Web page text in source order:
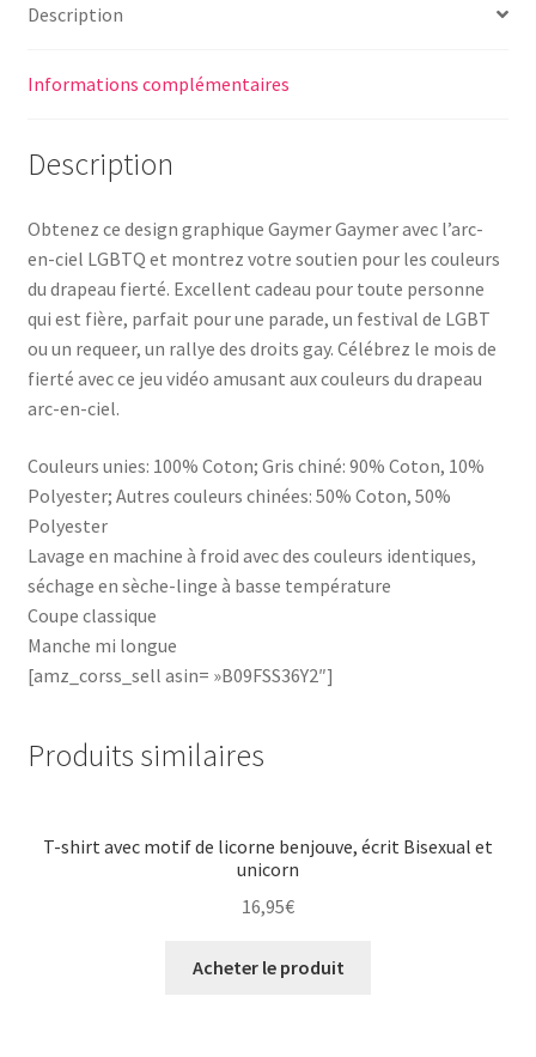
Description
Informations complémentaires
Description
Obtenez ce design graphique Gaymer Gaymer avec l’arc-
en-ciel LGBTQ et montrez votre soutien pour les couleurs
du drapeau fierté. Excellent cadeau pour toute personne
qui est fière, parfait pour une parade, un festival de LGBT
ou un requeer, un rallye des droits gay. Célébrez le mois de
fierté avec ce jeu vidéo amusant aux couleurs du drapeau
arc-en-ciel.
Couleurs unies: 100% Coton; Gris chiné: 90% Coton, 10%
Polyester; Autres couleurs chinées: 50% Coton, 50%
Polyester
Lavage en machine à froid avec des couleurs identiques,
séchage en sèche-linge à basse température
Coupe classique
Manche mi longue
[amz_corss_sell asin= »B09FSS36Y2″]
Produits similaires
T-shirt avec motif de licorne benjouve, écrit Bisexual et
unicorn
16,95€
Acheter le produit